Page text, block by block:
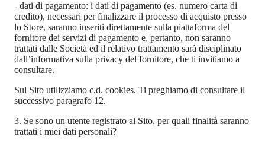
- dati di pagamento: i dati di pagamento (es. numero carta di
credito), necessari per finalizzare il processo di acquisto presso
lo Store, saranno inseriti direttamente sulla piattaforma del
fornitore dei servizi di pagamento e, pertanto, non saranno
trattati dalle Società ed il relativo trattamento sarà disciplinato
dall’informativa sulla privacy del fornitore, che ti invitiamo a
consultare.
Sul Sito utilizziamo c.d. cookies. Ti preghiamo di consultare il
successivo paragrafo 12.
3. Se sono un utente registrato al Sito, per quali finalità saranno
trattati i miei dati personali?